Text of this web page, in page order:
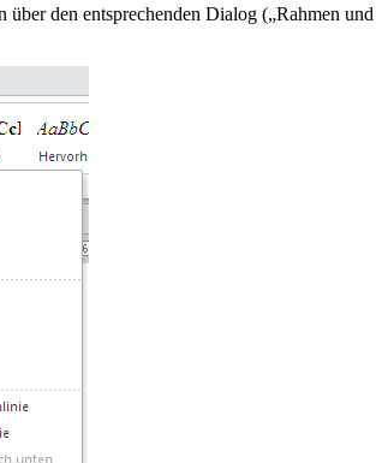
den entsprechenden Dialog („Rahmen